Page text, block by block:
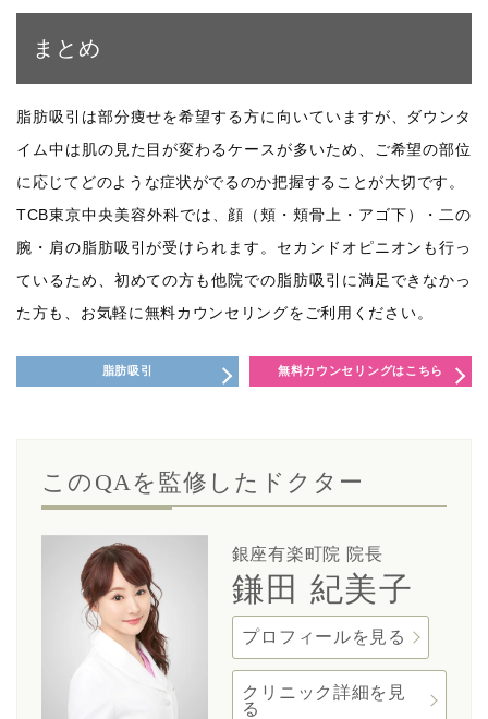
まとめ
脂肪吸引は部分痩せを希望する方に向いていますが、ダウンタ
イム中は肌の見た目が変わるケースが多いため、ご希望の部位
に応じてどのような症状がでるのか把握することが大切です。
TCB東京中央美容外科では、顔（頬・頬骨上・アゴ下）・二の
腕・肩の脂肪吸引が受けられます。セカンドオピニオンも行っ
ているため、初めての方も他院での脂肪吸引に満足できなかっ
た方も、お気軽に無料カウンセリングをご利用ください。
脂肪吸引 無料カウンセリングはこちら
このQAを監修したドクター
銀座有楽町院 院長
鎌田 紀美子
プロフィールを見る
クリニック詳細を見
る